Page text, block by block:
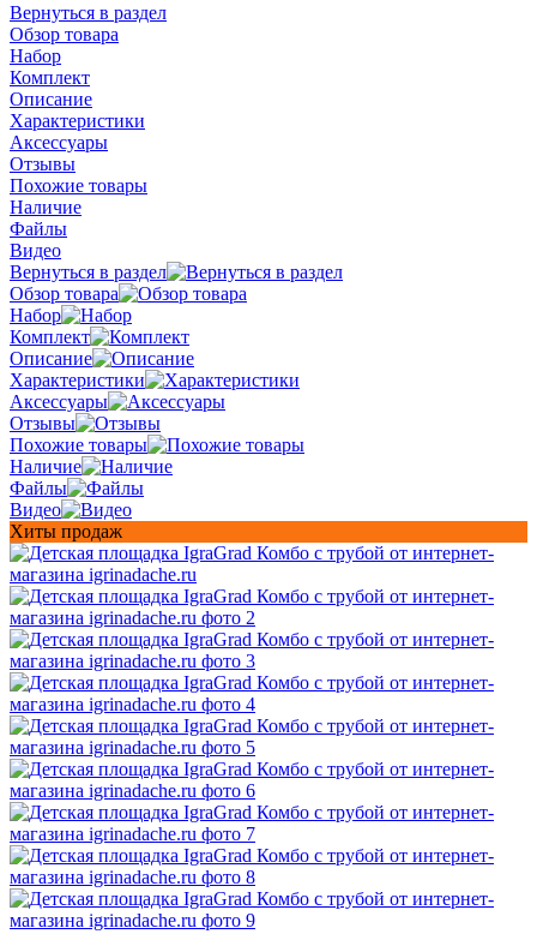
Вернуться в раздел
Обзор товара
Набор
Комплект
Описание
Характеристики
Аксессуары
Отзывы
Похожие товары
Наличие
Файлы
Видео
Вернуться в раздел
Обзор товара
Набор
Комплект
Описание
Характеристики
Аксессуары
Отзывы
Похожие товары
Наличие
Файлы
Видео
Хиты продаж